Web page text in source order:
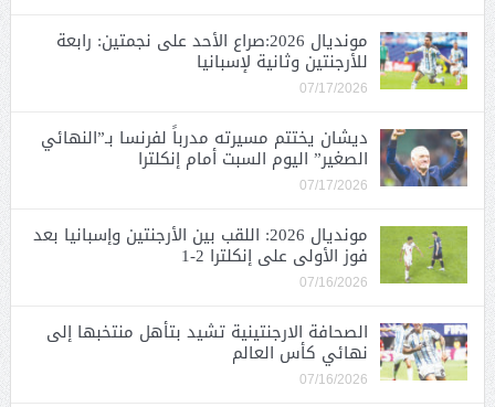
مونديال 2026:صراع الأحد على نجمتين: رابعة
للأرجنتين وثانية لإسبانيا
07/17/2026
ديشان يختتم مسيرته مدرباً لفرنسا بـ”النهائي
الصغير” اليوم السبت أمام إنكلترا
07/17/2026
مونديال 2026: اللقب بين الأرجنتين وإسبانيا بعد
فوز الأولى على إنكلترا 2-1
07/16/2026
الصحافة الارجنتينية تشيد بتأهل منتخبها إلى
نهائي كأس العالم
07/16/2026